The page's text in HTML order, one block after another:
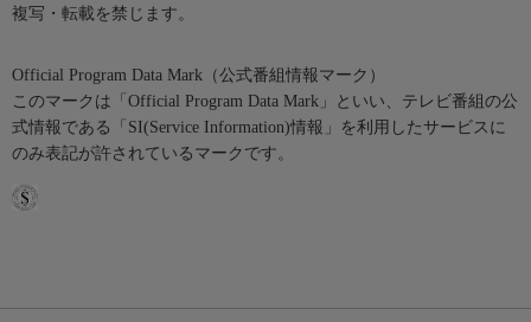
複写・転載を禁じます。
Official Program Data Mark（公式番組情報マーク）
このマークは「Official Program Data Mark」といい、テレビ番組の公
式情報である「SI(Service Information)情報」を利用したサービスに
のみ表記が許されているマークです。